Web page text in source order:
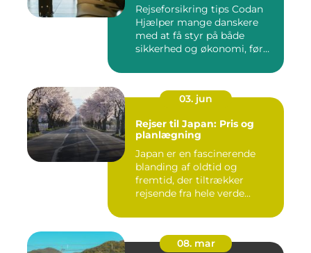
Rejseforsikring tips Codan
Hjælper mange danskere
med at få styr på både
sikkerhed og økonomi, før
03. jun
Rejser til Japan: Pris og
planlægning
Japan er en fascinerende
blanding af oldtid og
fremtid, der tiltrækker
rejsende fra hele verde...
08. mar